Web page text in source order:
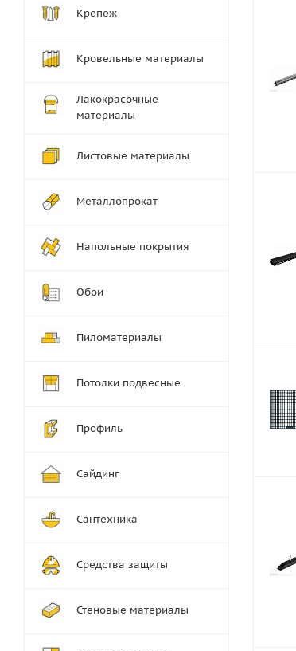
Крепеж
Кровельные материалы
Лакокрасочные
материалы
Листовые материалы
Металлопрокат
Напольные покрытия
Обои
Пиломатериалы
Потолки подвесные
Профиль
Сайдинг
Сантехника
Средства защиты
Стеновые материалы